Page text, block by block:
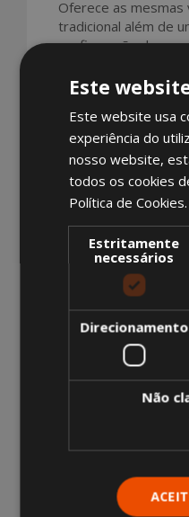
Oferece as mesmas
tradicional além de
configuração dos
VER
Este
Este website usa
experiência do
nosso website,
todos os cookies
Política de Cookies.
Estritamente
necessários
Direcionamento
Não